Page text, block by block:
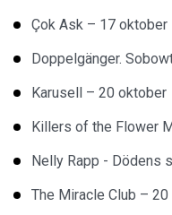
Çok Ask – 17 oktober
Doppelgänger.
Karusell – 20 oktober
Killers of the Flower
Nelly Rapp - Dödens
The Miracle Club –